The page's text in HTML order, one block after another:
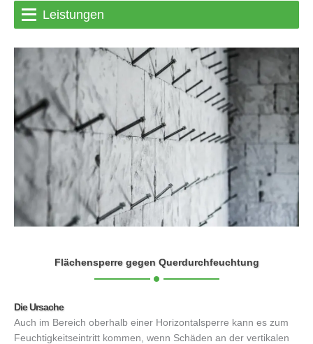
Leistungen
Flächensperre gegen Querdurchfeuchtung
Die Ursache
Auch im Bereich oberhalb einer Horizontalsperre kann es zum
Feuchtigkeitseintritt kommen, wenn Schäden an der vertikalen